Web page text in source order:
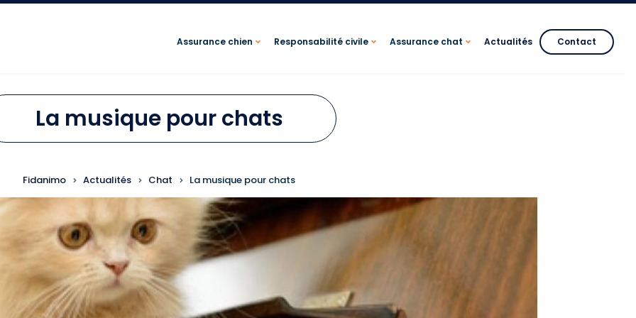
Assurance chien Responsabilité civile Assurance chat Actualités Contact
La musique pour chats
FIL D'ARIANE
Fidanimo Actualités Chat La musique pour chats